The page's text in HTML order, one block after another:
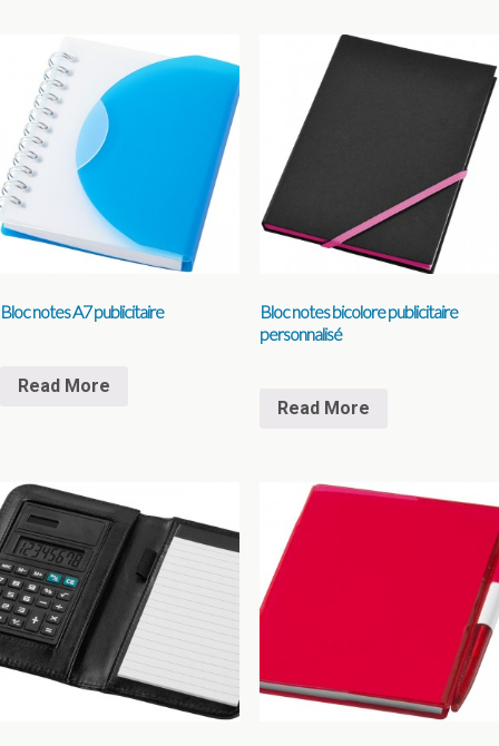
Bloc notes A7 publicitaire
Read More
Bloc notes bicolore publicitaire
personnalisé
Read More